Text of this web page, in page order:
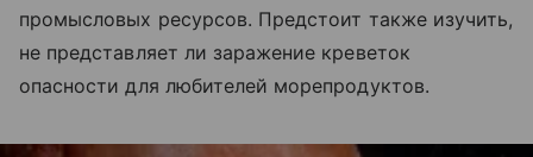
промысловых ресурсов. Предстоит также изучить,
не представляет ли заражение креветок
опасности для любителей морепродуктов.